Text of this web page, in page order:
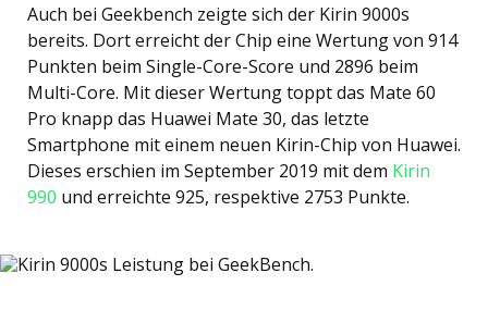
Auch bei Geekbench zeigte sich der Kirin 9000s
bereits. Dort erreicht der Chip eine Wertung von 914
Punkten beim Single-Core-Score und 2896 beim
Multi-Core. Mit dieser Wertung toppt das Mate 60
Pro knapp das Huawei Mate 30, das letzte
Smartphone mit einem neuen Kirin-Chip von Huawei.
Dieses erschien im September 2019 mit dem Kirin
990 und erreichte 925, respektive 2753 Punkte.